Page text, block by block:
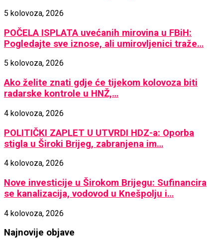
5 kolovoza, 2026
POČELA ISPLATA uvećanih mirovina u FBiH:
Pogledajte sve iznose, ali umirovljenici traže…
5 kolovoza, 2026
Ako želite znati gdje će tijekom kolovoza biti
radarske kontrole u HNŽ,…
4 kolovoza, 2026
POLITIČKI ZAPLET U UTVRDI HDZ-a: Oporba
stigla u Široki Brijeg, zabranjena im…
4 kolovoza, 2026
Nove investicije u Širokom Brijegu: Sufinancira
se kanalizacija, vodovod u Knešpolju i…
4 kolovoza, 2026
Najnovije objave